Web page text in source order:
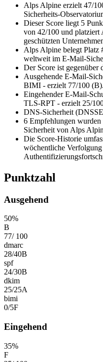
Alps Alpine erzielt 47/
Sicherheits-
Dieser Score liegt 5
von 42/100 und platziert
geschützten
Alps Alpine belegt Platz
weltweit im E-Mail-
Der Score ist gegenüber
Ausgehende E-Mail-
BIMI - erzielt 77/100 (B).
Eingehender E-Mail-
TLS-RPT - erzielt 25/
DNS-Sicherheit
6 Empfehlungen
Sicherheit von Alps
Die Score-Historie
wöchentliche
Punktzahl
Ausgehend
50%
B
77/ 100
dmarc
28/40B
spf
24/30B
dkim
25/25A
bimi
0/5F
Eingehend
35%
F